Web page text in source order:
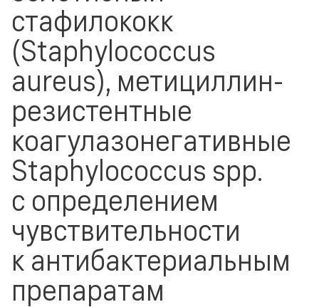
стафилококк
(Staphylococcus
aureus), метициллин-
резистентные
коагулазонегативные
Staphylococcus spp.
с определением
чувствительности
к антибактериальным
препаратам